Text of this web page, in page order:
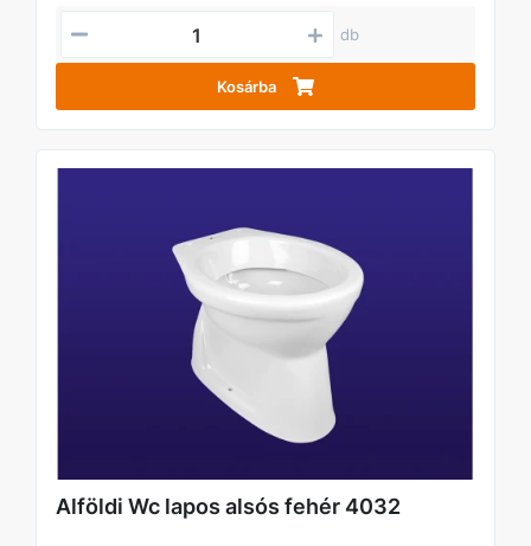
db
Kosárba
Alföldi Wc lapos alsós fehér 4032